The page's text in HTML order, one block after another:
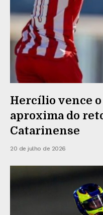
Hercílio vence o
aproxima do
Catarinense
20 de julho de 2026